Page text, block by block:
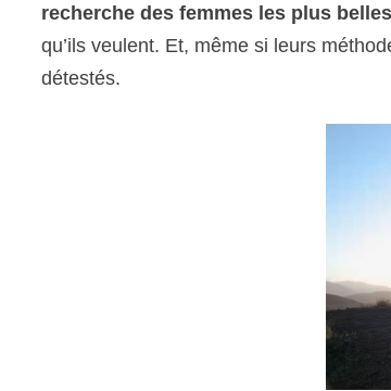
recherche des femmes les plus belles
qu’ils veulent. Et, même si leurs
détestés.